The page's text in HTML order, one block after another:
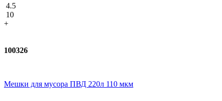
4.5
10
+
100326
Мешки для мусора ПВД 220л 110 мкм